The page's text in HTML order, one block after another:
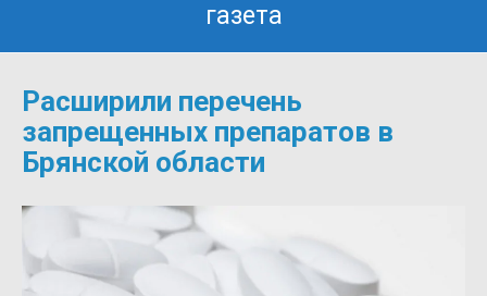
газета
Расширили перечень
запрещенных препаратов в
Брянской области